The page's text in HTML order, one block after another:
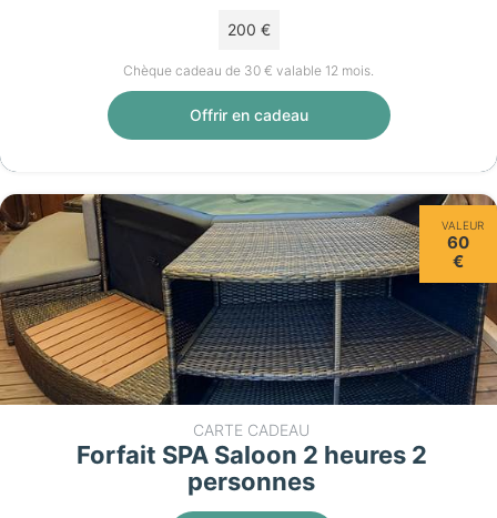
200 €
Chèque cadeau de 30 € valable 12 mois.
Offrir en cadeau
VALEUR
60
€
CARTE CADEAU
Forfait SPA Saloon 2 heures 2
personnes